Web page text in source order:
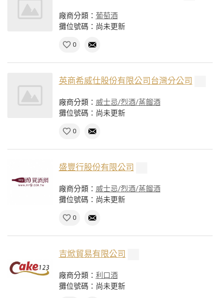
廠商分類： 葡萄酒
攤位號碼：尚未更新
0
英商希威仕股份有限公司台灣分公司
廠商分類： 威士忌/烈酒/蒸餾酒
攤位號碼：尚未更新
0
盛豐行股份有限公司
廠商分類： 威士忌/烈酒/蒸餾酒
攤位號碼：尚未更新
0
吉焮貿易有限公司
廠商分類： 利口酒
攤位號碼：尚未更新